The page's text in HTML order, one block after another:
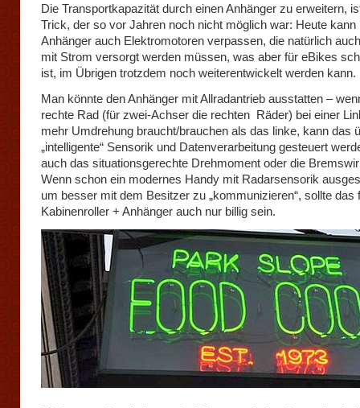
Die Transportkapazität durch einen Anhänger zu erweitern,
Trick, der so vor Jahren noch nicht möglich war: Heute kann
Anhänger auch Elektromotoren verpassen, die natürlich
mit Strom versorgt werden müssen, was aber für eBikes
ist, im Übrigen trotzdem noch weiterentwickelt werden kann.
Man könnte den Anhänger mit Allradantrieb ausstatten –
rechte Rad (für zwei-Achser die rechten Räder) bei einer
mehr Umdrehung braucht/brauchen als das linke, kann das
„intelligente“ Sensorik und Datenverarbeitung gesteuert
auch das situationsgerechte Drehmoment oder die
Wenn schon ein modernes Handy mit Radarsensorik
um besser mit dem Besitzer zu „kommunizieren“, sollte das
Kabinenroller + Anhänger auch nur billig sein.